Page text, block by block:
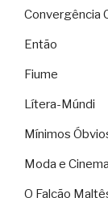
Convergência
Então
Fiume
Lítera-Múndi
Mínimos
Moda e Cinema
O Falcão